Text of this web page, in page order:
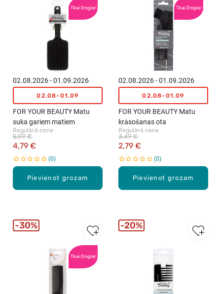
6
Tikai Drogās!
Pievienot grozam
02.08.2026 - 01.09.2026
02.08-01.09
FOR YOUR BEAUTY Matu
suka gariem matiem
Regulārā cena
4,79 €
5,99 €
0
Tikai Drogās!
Pievienot grozam
02.08.2026 - 01.09.2026
02.08-01.09
FOR YOUR BEAUTY Matu
krāsošanas ota
Regulārā cena
2,79 €
3,49 €
0
Tikai Drogās!
30% 20%